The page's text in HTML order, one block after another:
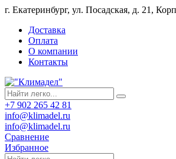
г. Екатеринбург, ул. Посадская, д. 21,
Доставка
Оплата
О компании
Контакты
+7 902 265 42 81
info@klimadel.ru
info@klimadel.ru
Сравнение
Избранное